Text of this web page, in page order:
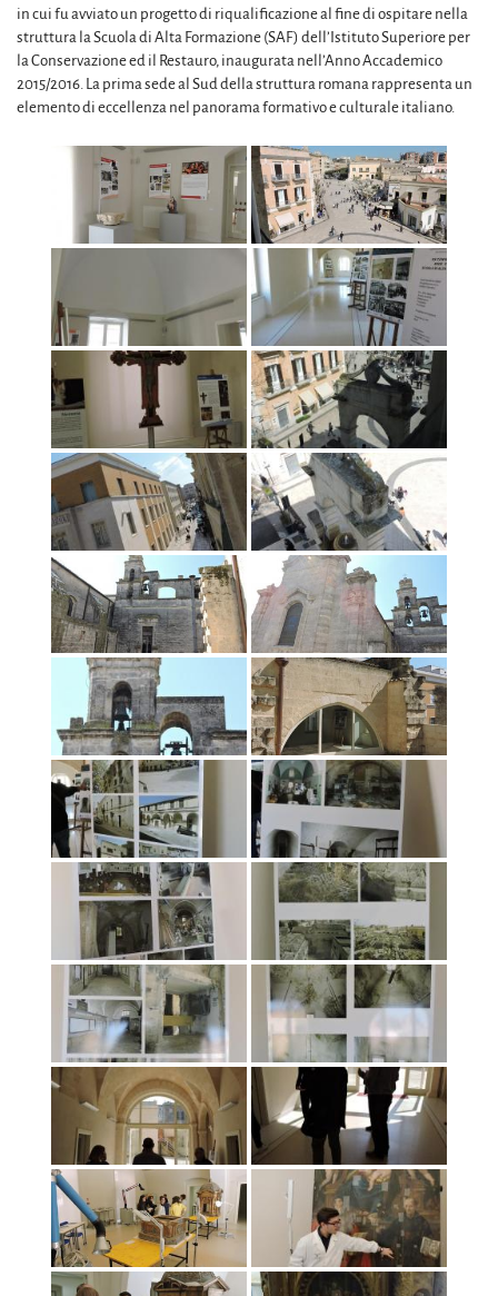
in cui fu avviato un progetto di riqualificazione al fine di ospitare nella
struttura la Scuola di Alta Formazione (SAF) dell’Istituto Superiore per
la Conservazione ed il Restauro, inaugurata nell’Anno Accademico
2015/2016. La prima sede al Sud della struttura romana rappresenta un
elemento di eccellenza nel panorama formativo e culturale italiano.